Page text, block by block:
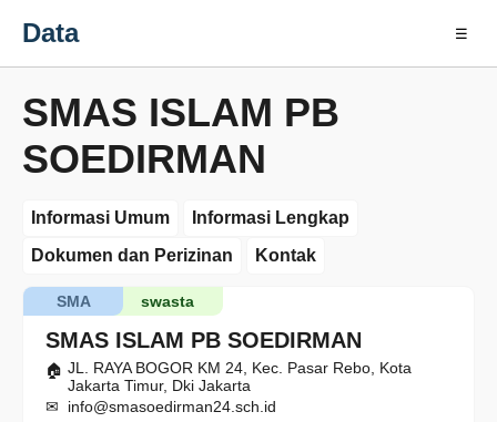
Data ☰
SMAS ISLAM PB
SOEDIRMAN
Informasi Umum
Informasi Lengkap
Dokumen dan Perizinan
Kontak
SMAS ISLAM PB SOEDIRMAN
swasta
SMA
JL. RAYA BOGOR KM 24, Kec. Pasar Rebo, Kota
Jakarta Timur, Dki Jakarta
info@smasoedirman24.sch.id